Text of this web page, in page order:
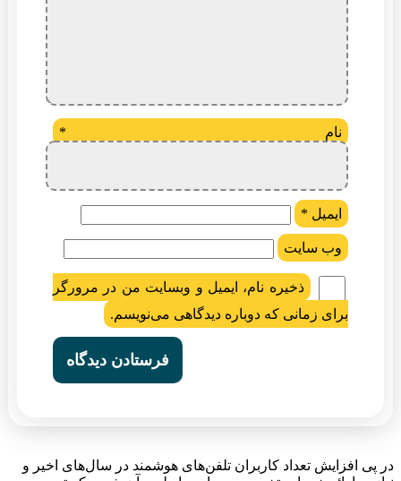
نام *
ایمیل *
وب‌ سایت
ذخیره نام، ایمیل و وبسایت من در مرورگر
برای زمانی که دوباره دیدگاهی می‌نویسم.
در پی افزایش تعداد کاربران تلفن‌های هوشمند در سال‌های اخیر و